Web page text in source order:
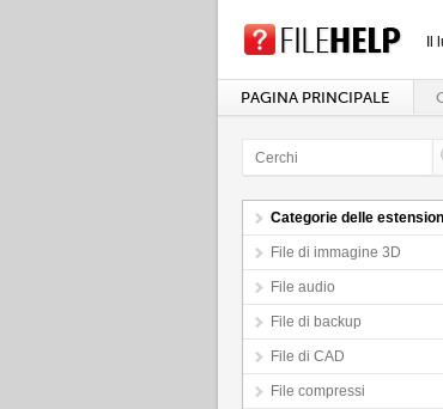
PAGINA PRINCIPALE
Categorie delle
File di immagine 3D
File audio
File di backup
File di CAD
File compressi